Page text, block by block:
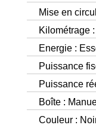
Mise en
Kilométrage
Energie :
Puissance
Puissance
Boîte :
Couleur :